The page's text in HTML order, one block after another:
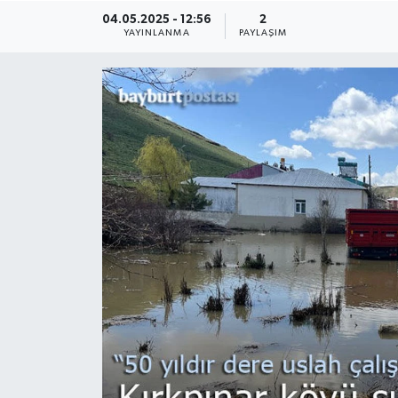
04.05.2025 - 12:56
YAYINLANMA
2
PAYLAŞIM